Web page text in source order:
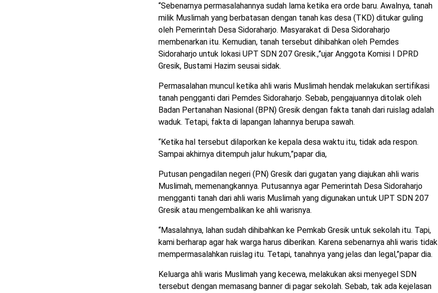
“Sebenarnya permasalahannya sudah lama ketika era orde baru. Awalnya, tanah
milik Muslimah yang berbatasan dengan tanah kas desa (TKD) ditukar guling
oleh Pemerintah Desa Sidoraharjo. Masyarakat di Desa Sidoraharjo
membenarkan itu. Kemudian, tanah tersebut dihibahkan oleh Pemdes
Sidoraharjo untuk lokasi UPT SDN 207 Gresik.,”ujar Anggota Komisi I DPRD
Gresik, Bustami Hazim seusai sidak.
Permasalahan muncul ketika ahli waris Muslimah hendak melakukan sertifikasi
tanah pengganti dari Pemdes Sidoraharjo. Sebab, pengajuannya ditolak oleh
Badan Pertanahan Nasional (BPN) Gresik dengan fakta tanah dari ruislag adalah
waduk. Tetapi, fakta di lapangan lahannya berupa sawah.
“Ketika hal tersebut dilaporkan ke kepala desa waktu itu, tidak ada respon.
Sampai akhirnya ditempuh jalur hukum,”papar dia,
Putusan pengadilan negeri (PN) Gresik dari gugatan yang diajukan ahli waris
Muslimah, memenangkannya. Putusannya agar Pemerintah Desa Sidoraharjo
mengganti tanah dari ahli waris Muslimah yang digunakan untuk UPT SDN 207
Gresik atau mengembalikan ke ahli warisnya.
“Masalahnya, lahan sudah dihibahkan ke Pemkab Gresik untuk sekolah itu. Tapi,
kami berharap agar hak warga harus diberikan. Karena sebenarnya ahli waris tidak
mempermasalahkan ruislag itu. Tetapi, tanahnya yang jelas dan legal,”papar dia.
Keluarga ahli waris Muslimah yang kecewa, melakukan aksi menyegel SDN
tersebut dengan memasang banner di pagar sekolah. Sebab, tak ada kejelasan